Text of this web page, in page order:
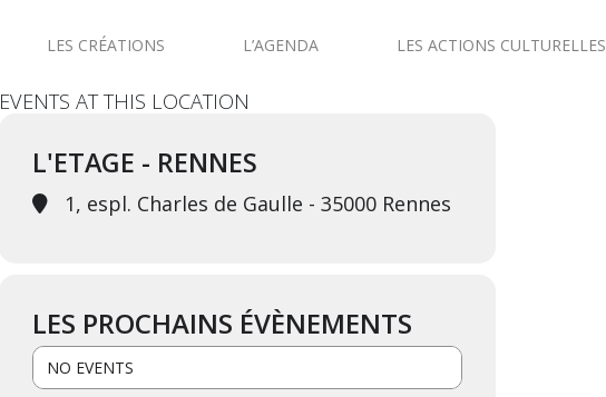
LES CRÉATIONS L’AGENDA LES ACTIONS CULTURELLES
EVENTS AT THIS LOCATION
L'ETAGE - RENNES
1, espl. Charles de Gaulle - 35000 Rennes
LES PROCHAINS ÉVÈNEMENTS
NO EVENTS